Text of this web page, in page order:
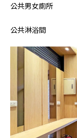
公共男女廁所
公共淋浴間